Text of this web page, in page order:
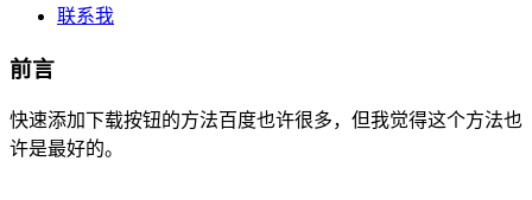
联系我
前言
快速添加下载按钮的方法百度也许很多，但我觉得这个方法也
许是最好的。